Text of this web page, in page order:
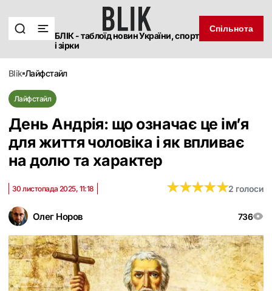
БЛІК - таблоїд новин України, спорт
і зірки
Спільнота
blik лайфстайл
Лайфстайл
День Андрія: що означає це ім’я
для життя чоловіка і як впливає
на долю та характер
Олег Норов 736
30 листопада 2025, 11:18 ★★★★★
★★★★★2 голоси